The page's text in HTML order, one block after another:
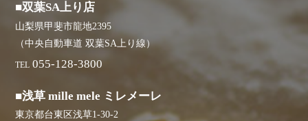
■双葉SA上り店
山梨県甲斐市龍地2395
（中央自動車道 双葉SA上り線）
TEL 055-128-3800
■浅草 mille mele ミレメーレ
東京都台東区浅草1-30-2